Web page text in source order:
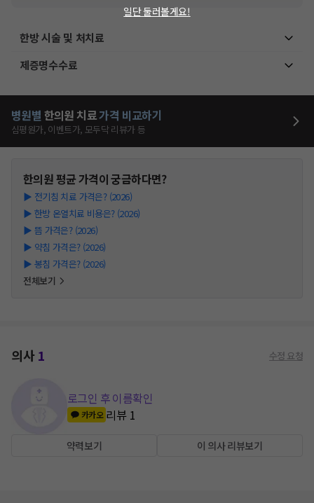
한방 시술 및 처치료
제증명수수료
병원별 한의원 치료가격 비교하기
심평원가, 이벤트가, 모두닥 리뷰가 등
한의원평균 가격이 궁금하다면?
▶ 전기침 치료 가격은? (2026)
▶ 한방 온열치료 비용은? (2026)
▶ 뜸 가격은? (2026)
▶ 약침 가격은? (2026)
▶ 봉침 가격은? (2026)
전체보기
의사1 수정 요청
로그인 후 이름확인
카카오 리뷰 1
약력보기 이 의사 리뷰보기
일단 둘러볼게요!